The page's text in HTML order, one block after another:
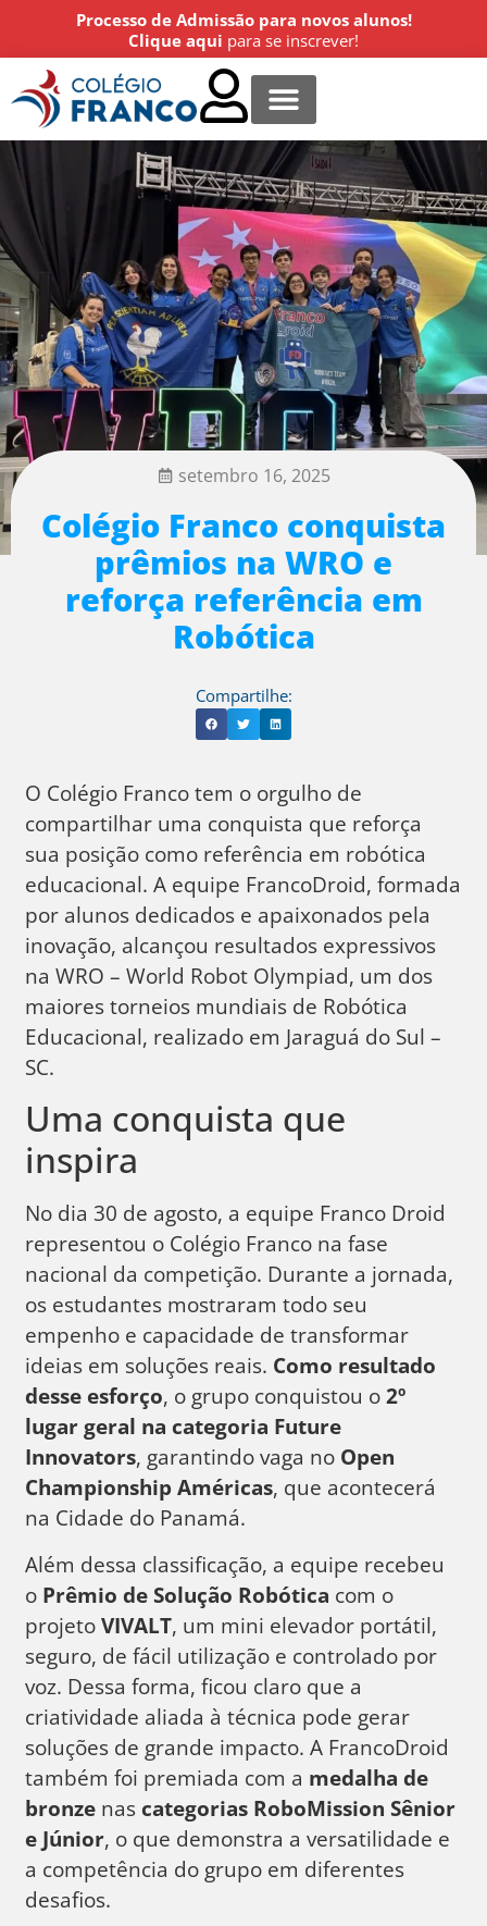
Processo de Admissão para novos alunos!
Clique aqui para se inscrever!
setembro 16, 2025
Colégio Franco conquista
prêmios na WRO e
reforça referência em
Robótica
Compartilhe:
O Colégio Franco tem o orgulho de
compartilhar uma conquista que reforça
sua posição como referência em robótica
educacional. A equipe FrancoDroid, formada
por alunos dedicados e apaixonados pela
inovação, alcançou resultados expressivos
na WRO – World Robot Olympiad, um dos
maiores torneios mundiais de Robótica
Educacional, realizado em Jaraguá do Sul –
SC.
Uma conquista que
inspira
No dia 30 de agosto, a equipe Franco Droid
representou o Colégio Franco na fase
nacional da competição. Durante a jornada,
os estudantes mostraram todo seu
empenho e capacidade de transformar
ideias em soluções reais. Como resultado
desse esforço, o grupo conquistou o2º
lugar geral na categoria Future
Innovators, garantindo vaga no Open
Championship Américas, que acontecerá
na Cidade do Panamá.
Além dessa classificação, a equipe recebeu
o Prêmio de Solução Robótica com o
projetoVIVALT, um mini elevador portátil,
seguro, de fácil utilização e controlado por
voz. Dessa forma, ficou claro que a
criatividade aliada à técnica pode gerar
soluções de grande impacto. A FrancoDroid
também foi premiada com a medalha de
bronze nas categorias RoboMission Sênior
e Júnior, o que demonstra a versatilidade e
a competência do grupo em diferentes
desafios.